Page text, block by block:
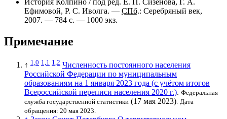
Ефимовой, Р. С. Иволга. — СПб.: Серебряный век,
2007. — 784 с. — 1000 экз.
Примечание
↑ 1,0 1,1 1,2 Численность постоянного населения
Российской Федерации по муниципальным
образованиям на 1 января 2023 года (с учётом итогов
Всероссийской переписи населения 2020 г.). Федеральная
служба государственной статистики (17 мая 2023) Дата
обращения: 20 мая 2023.